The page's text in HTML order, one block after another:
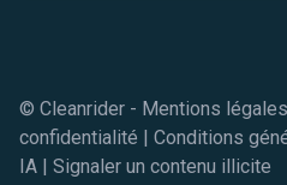
© Cleanrider - Mentions légales
confidentialité | Conditions
IA | Signaler un contenu illicite